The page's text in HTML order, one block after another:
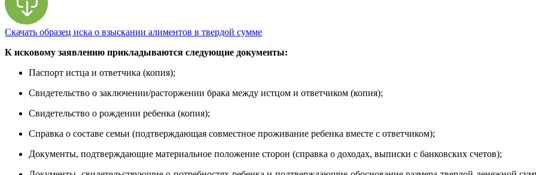
Скачать образец иска о взыскании алиментов в твердой сумме
К исковому заявлению прикладываются следующие документы:
Паспорт истца и ответчика (копия);
Свидетельство о заключении/расторжении брака между истцом и ответчиком (копия);
Свидетельство о рождении ребенка (копия);
Справка о составе семьи (подтверждающая совместное проживание ребенка вместе с ответчиком);
Документы, подтверждающие материальное положение сторон (справка о доходах, выписки с банковских счетов);